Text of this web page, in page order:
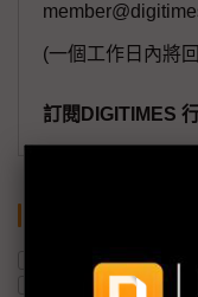
(一個工作日內將
訂閱DIGITIMES
出貨量
液冷散熱